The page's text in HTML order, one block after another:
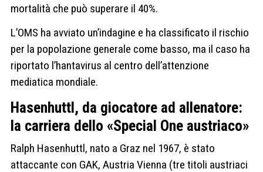
mortalità che può superare il 40%.
L’OMS ha avviato un’indagine e ha classificato il rischio
per la popolazione generale come basso, ma il caso ha
riportato l’hantavirus al centro dell’attenzione
mediatica mondiale.
Hasenhuttl, da giocatore ad allenatore:
la carriera dello «Special One austriaco»
Ralph Hasenhuttl, nato a Graz nel 1967, è stato
attaccante con GAK, Austria Vienna (tre titoli austriaci